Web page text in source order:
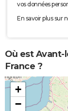
vos données
En savoir plus sur
Où est
France ?
+
−